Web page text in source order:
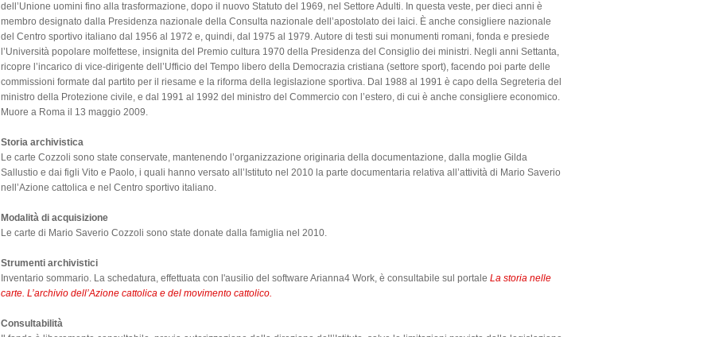
dell’Unione uomini fino alla trasformazione, dopo il nuovo Statuto del 1969, nel Settore Adulti. In questa veste, per dieci anni è
membro designato dalla Presidenza nazionale della Consulta nazionale dell’apostolato dei laici. È anche consigliere nazionale
del Centro sportivo italiano dal 1956 al 1972 e, quindi, dal 1975 al 1979. Autore di testi sui monumenti romani, fonda e presiede
l’Università popolare molfettese, insignita del Premio cultura 1970 della Presidenza del Consiglio dei ministri. Negli anni Settanta,
ricopre l’incarico di vice-dirigente dell’Ufficio del Tempo libero della Democrazia cristiana (settore sport), facendo poi parte delle
commissioni formate dal partito per il riesame e la riforma della legislazione sportiva. Dal 1988 al 1991 è capo della Segreteria del
ministro della Protezione civile, e dal 1991 al 1992 del ministro del Commercio con l’estero, di cui è anche consigliere economico.
Muore a Roma il 13 maggio 2009.
Storia archivistica
Le carte Cozzoli sono state conservate, mantenendo l’organizzazione originaria della documentazione, dalla moglie Gilda
Sallustio e dai figli Vito e Paolo, i quali hanno versato all’Istituto nel 2010 la parte documentaria relativa all’attività di Mario Saverio
nell’Azione cattolica e nel Centro sportivo italiano.
Modalità di acquisizione
Le carte di Mario Saverio Cozzoli sono state donate dalla famiglia nel 2010.
Strumenti archivistici
Inventario sommario. La schedatura, effettuata con l'ausilio del software Arianna4 Work, è consultabile sul portale La storia nelle
carte. L’archivio dell’Azione cattolica e del movimento cattolico.
Consultabilità